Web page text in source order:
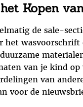
Kopen
de sale-
het
van je kind
van
voor de